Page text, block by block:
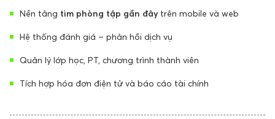
Nền tảng tìm phòng tập gần đây trên mobile và web
Hệ thống đánh giá – phản hồi dịch vụ
Quản lý lớp học, PT, chương trình thành viên
Tích hợp hóa đơn điện tử và báo cáo tài chính